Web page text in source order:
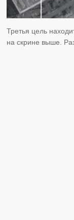
Третья цель
на скрине выше.